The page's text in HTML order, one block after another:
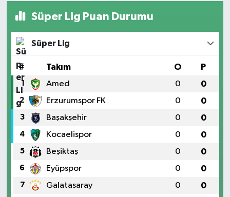
Süper Lig Puan Durumu
Süper Lig
# Takım O P
1 Amed 0 0
2 Erzurumspor FK 0 0
3 Başakşehir 0 0
4 Kocaelispor 0 0
5 Beşiktaş 0 0
6 Eyüpspor 0 0
7 Galatasaray 0 0